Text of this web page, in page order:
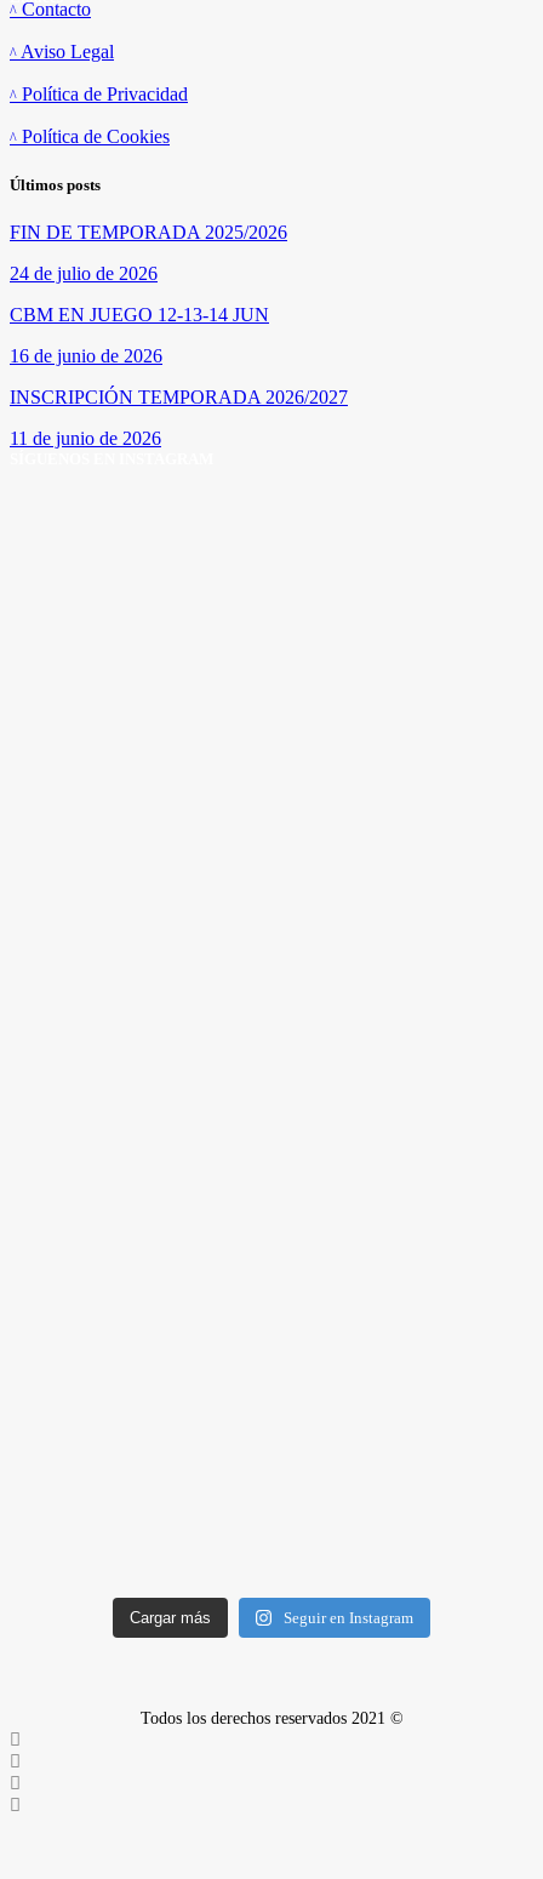
Contacto
Aviso Legal
Política de Privacidad
Política de Cookies
Últimos posts
FIN DE TEMPORADA 2025/2026
24 de julio de 2026
CBM EN JUEGO 12-13-14 JUN
16 de junio de 2026
INSCRIPCIÓN TEMPORADA 2026/2027
11 de junio de 2026
Cargar más Seguir en Instagram
Todos los derechos reservados 2021 ©